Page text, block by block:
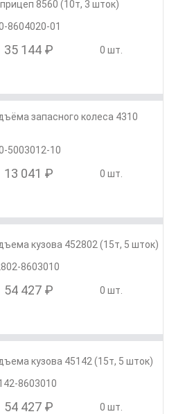
8560 (10т, 3 шток)
8604020-01
35 144 ₽ 0 шт.
запасного колеса 4310
5003012-10
13 041 ₽ 0 шт.
кузова 452802 (15т, 5 шток)
8603010
54 427 ₽ 0 шт.
кузова 45142 (15т, 5 шток)
8603010
54 427 ₽ 0 шт.